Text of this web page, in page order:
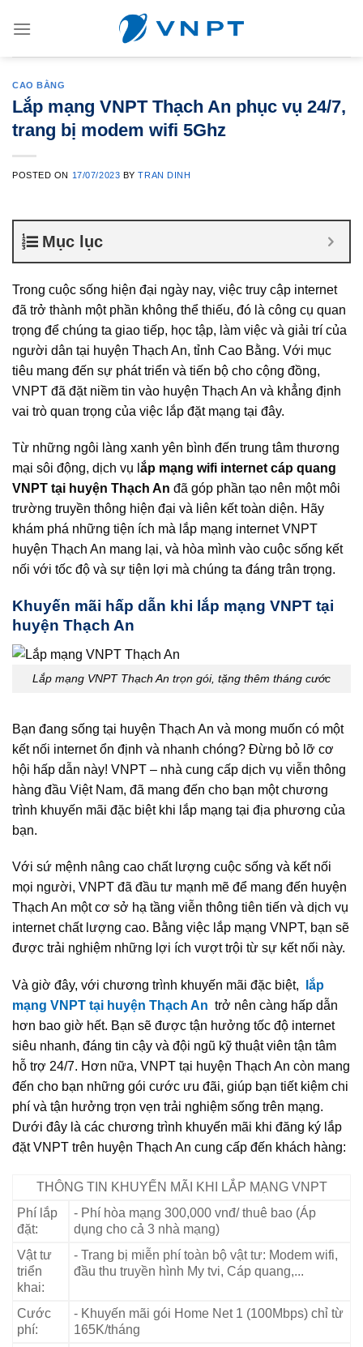
CAO BẰNG
Lắp mạng VNPT Thạch An phục vụ 24/7,
trang bị modem wifi 5Ghz
POSTED ON 17/07/2023 BYTRAN DINH
Mục lục
Trong cuộc sống hiện đại ngày nay, việc truy cập internet
đã trở thành một phần không thể thiếu, đó là công cụ quan
trọng để chúng ta giao tiếp, học tập, làm việc và giải trí của
người dân tại huyện Thạch An, tỉnh Cao Bằng. Với mục
tiêu mang đến sự phát triển và tiến bộ cho cộng đồng,
VNPT đã đặt niềm tin vào huyện Thạch An và khẳng định
vai trò quan trọng của việc lắp đặt mạng tại đây.
Từ những ngôi làng xanh yên bình đến trung tâm thương
mại sôi động, dịch vụ l ắp mạng wifi internet cáp quang
VNPT tại huyện Thạch An đã góp phần tạo nên một môi
trường truyền thông hiện đại và liên kết toàn diện. Hãy
khám phá những tiện ích mà lắp mạng internet VNPT
huyện Thạch An mang lại, và hòa mình vào cuộc sống kết
nối với tốc độ và sự tiện lợi mà chúng ta đáng trân trọng.
Khuyến mãi hấp dẫn khi lắp mạng VNPT tại
huyện Thạch An
Lắp mạng VNPT Thạch An trọn gói, tặng thêm tháng cước
Bạn đang sống tại huyện Thạch An và mong muốn có một
kết nối internet ổn định và nhanh chóng? Đừng bỏ lỡ cơ
hội hấp dẫn này! VNPT – nhà cung cấp dịch vụ viễn thông
hàng đầu Việt Nam, đã mang đến cho bạn một chương
trình khuyến mãi đặc biệt khi lắp mạng tại địa phương của
bạn.
Với sứ mệnh nâng cao chất lượng cuộc sống và kết nối
mọi người, VNPT đã đầu tư mạnh mẽ để mang đến huyện
Thạch An một cơ sở hạ tầng viễn thông tiên tiến và dịch vụ
internet chất lượng cao. Bằng việc lắp mạng VNPT, bạn sẽ
được trải nghiệm những lợi ích vượt trội từ sự kết nối này.
Và giờ đây, với chương trình khuyến mãi đặc biệt,
lắp
mạng VNPT tại huyện Thạch An trở nên càng hấp dẫn
hơn bao giờ hết. Bạn sẽ được tận hưởng tốc độ internet
siêu nhanh, đáng tin cậy và đội ngũ kỹ thuật viên tận tâm
hỗ trợ 24/7. Hơn nữa, VNPT tại huyện Thạch An còn mang
đến cho bạn những gói cước ưu đãi, giúp bạn tiết kiệm chi
phí và tận hưởng trọn vẹn trải nghiệm sống trên mạng.
Dưới đây là các chương trình khuyến mãi khi đăng ký lắp
đặt VNPT trên huyện Thạch An cung cấp đến khách hàng:
THÔNG TIN KHUYẾN MÃI KHI LẮP MẠNG VNPT
Phí lắp
đặt:
- Phí hòa mạng 300,000 vnđ/ thuê bao (Áp
dụng cho cả 3 nhà mạng)
Vật tư
triển
khai:
- Trang bị miễn phí toàn bộ vật tư: Modem wifi,
đầu thu truyền hình My tvi, Cáp quang,...
Cước
phí:
- Khuyến mãi gói Home Net 1 (100Mbps) chỉ từ
165K/tháng